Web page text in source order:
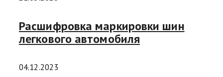
Расшифровка маркировки шин
легкового автомобиля
04.12.2023